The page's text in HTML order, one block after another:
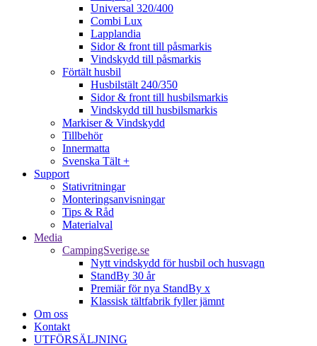
Universal 320/400
Combi Lux
Lapplandia
Sidor & front till påsmarkis
Vindskydd till påsmarkis
Förtält husbil
Husbilstält 240/350
Sidor & front till husbilsmarkis
Vindskydd till husbilsmarkis
Markiser & Vindskydd
Tillbehör
Innermatta
Svenska Tält +
Support
Stativritningar
Monteringsanvisningar
Tips & Råd
Materialval
Media
CampingSverige.se
Nytt vindskydd för husbil och husvagn
StandBy 30 år
Premiär för nya StandBy x
Klassisk tältfabrik fyller jämnt
Om oss
Kontakt
UTFÖRSÄLJNING